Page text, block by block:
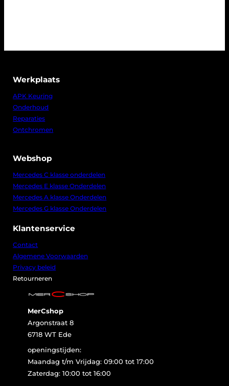
Werkplaats
APK Keuring
Onderhoud
Reparaties
Ontchromen
Webshop
Mercedes C klasse onderdelen
Mercedes E klasse Onderdelen
Mercedes A klasse Onderdelen
Mercedes G klasse Onderdelen
Klantenservice
Contact
Algemene Voorwaarden
Privacy beleid
Retourneren
MerCshop
Argonstraat 8
6718 WT Ede
openingstijden:
Maandag t/m Vrijdag: 09:00 tot 17:00
Zaterdag: 10:00 tot 16:00